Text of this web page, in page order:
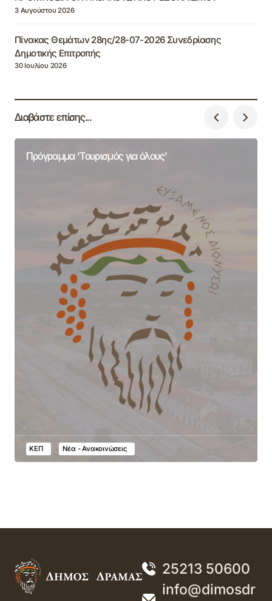
3 Αυγούστου 2026
Πίνακας Θεμάτων 28ης/28-07-2026 Συνεδρίασης
Δημοτικής Επιτροπής
30 Ιουλίου 2026
Διαβάστε επίσης...
Πρόγραμμα ‘Τουρισμός για όλους’
ΚΕΠ Νέα - Ανακοινώσεις
25213 50600
info@dimosdr